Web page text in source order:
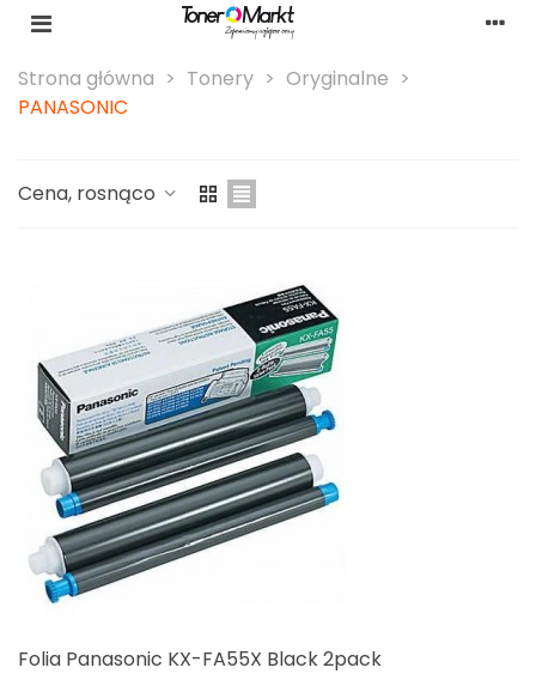
Strona główna > Tonery > Oryginalne >
PANASONIC
Cena, rosnąco
Folia Panasonic KX-FA55X Black 2pack